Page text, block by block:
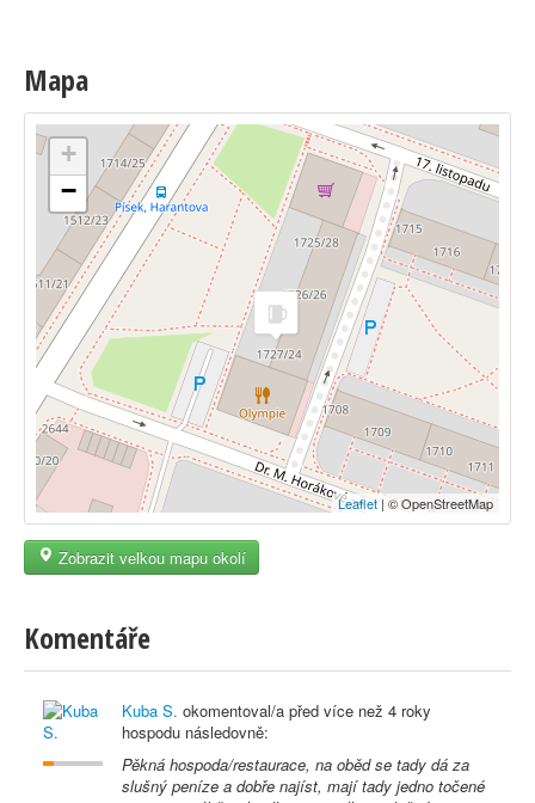
Mapa
+
−
Leaflet | © OpenStreetMap
Zobrazit velkou mapu okolí
Komentáře
Kuba S. okomentoval/a před více než 4 roky
hospodu následovně:
Pěkná hospoda/restaurace, na oběd se tady dá za
slušný peníze a dobře najíst, mají tady jedno točené